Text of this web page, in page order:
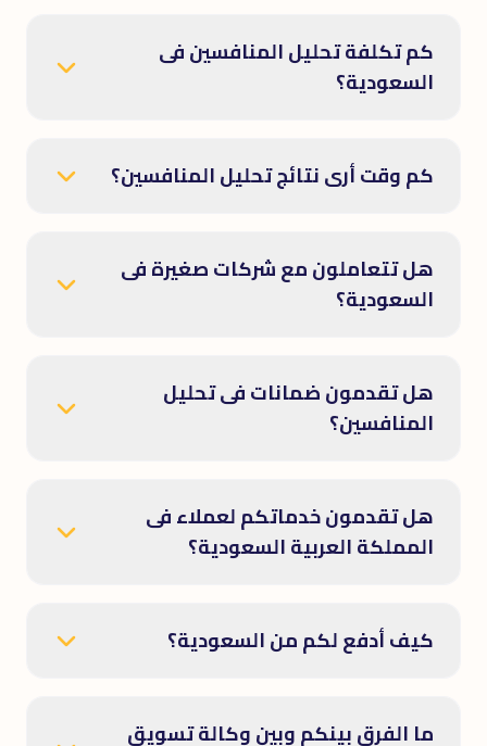
كم تكلفة تحليل المنافسين فى
السعودية؟
كم وقت أرى نتائج تحليل المنافسين؟
هل تتعاملون مع شركات صغيرة فى
السعودية؟
هل تقدمون ضمانات فى تحليل
المنافسين؟
هل تقدمون خدماتكم لعملاء فى
المملكة العربية السعودية؟
كيف أدفع لكم من السعودية؟
ما الفرق بينكم وبين وكالة تسويق